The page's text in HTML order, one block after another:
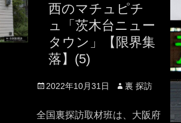
西のマチュピチ
ュ「茨木台ニュー
タウン」【限界集
落】(5)
Posted
2022年10月31日 Author
裏 探訪
全国裏探訪取材班は、大阪府